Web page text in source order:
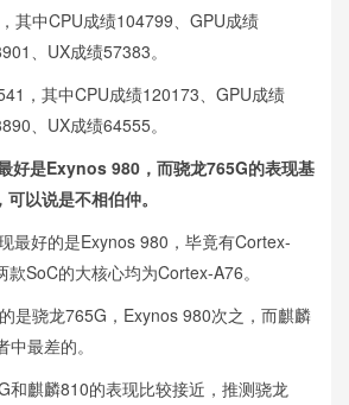
其中CPU成绩104799、GPU成绩
、UX成绩57383。
，其中CPU成绩120173、GPU成绩
、UX成绩64555。
好是Exynos 980，而骁龙765G的表现基
以说是不相伯仲。
最好的是Exynos 980，毕竟有Cortex-
SoC的大核心均为Cortex-A76。
是骁龙765G，Exynos 980次之，而麒麟
最差的。
和麒麟810的表现比较接近，推测骁龙